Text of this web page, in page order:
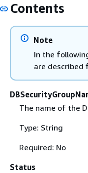
Contents
Note
In the
are described
The name of the
Type: String
Required: No
Status